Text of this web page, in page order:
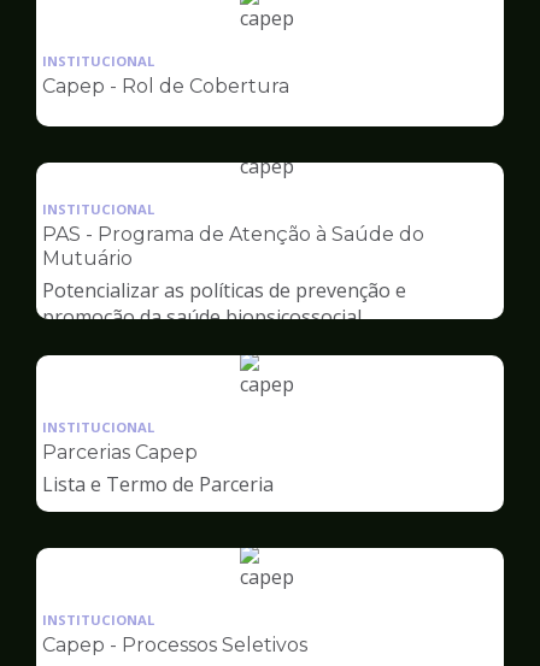
Ilustração
pagina
Capep
INSTITUCIONAL
Capep - Rol de Cobertura
Ilustração
pagina
Capep
INSTITUCIONAL
PAS - Programa de Atenção à Saúde do
Mutuário
Potencializar as políticas de prevenção e
promoção da saúde biopsicossocial
Ilustração
Capep
INSTITUCIONAL
Parcerias Capep
Lista e Termo de Parceria
Ilustração
pagina
INSTITUCIONAL
Capep - Processos Seletivos